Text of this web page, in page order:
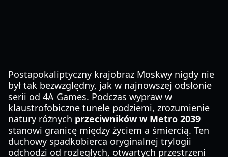
Postapokaliptyczny krajobraz Moskwy nigdy nie
był tak bezwzględny, jak w najnowszej odsłonie
serii od 4A Games. Podczas wypraw w
klaustrofobiczne tunele podziemi, zrozumienie
natury różnych przeciwników w Metro 2039
stanowi granicę między życiem a śmiercią. Ten
duchowy spadkobierca oryginalnej trylogii
odchodzi od rozległych, otwartych przestrzeni